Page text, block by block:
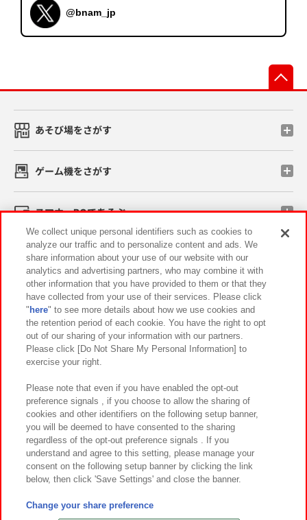
@bnam_jp
あそび場をさがす
ゲーム機をさがす
スマホ・PCであそぶ
イベント・キャンペーン
関連会社 サステナビリティ サイトポリシー
プライバシーポリシー ウェブアクセシビリティ方針と検証結果
お取引先さまとともに
カスタマーハラスメント対応方針 よくあるご質問・お問い合わせ
©Bandai Namco Amusement Inc.
©Bandai Namco Amusement Lab Inc.
We collect unique personal identifiers such as cookies to
analyze our traffic and to personalize content and ads. We
share information about your use of our website with our
analytics and advertising partners, who may combine it with
other information that you have provided to them or that they
have collected from your use of their services. Please click
" here" to see more details about how we use cookies and
the retention period of each cookie. You have the right to opt
out of our sharing of your information with our partners.
Please click [Do Not Share My Personal Information] to
exercise your right.
Please note that even if you have enabled the opt-out
preference signals , if you choose to allow the sharing of
cookies and other identifiers on the following setup banner,
you will be deemed to have consented to the sharing
regardless of the opt-out preference signals . If you
understand and agree to this setting, please manage your
consent on the following setup banner by clicking the link
below, then click 'Save Settings' and close the banner.
Change your share preference